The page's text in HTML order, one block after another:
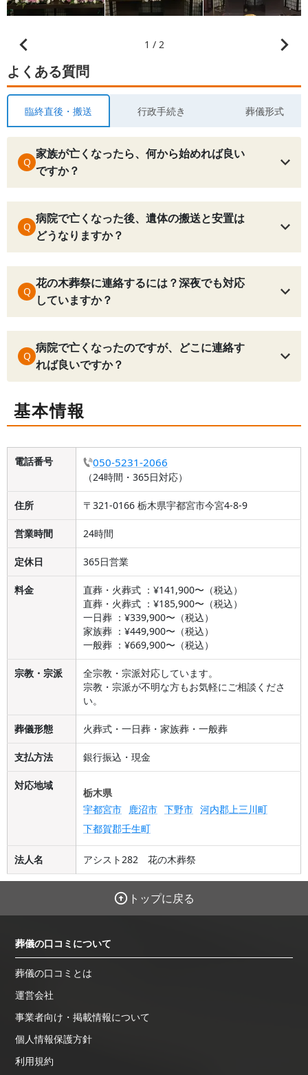
1 / 2
よくある質問
臨終直後・搬送 行政手続き 葬儀形式
Q
家族が亡くなったら、何から始めれば良い
ですか？
Q
病院で亡くなった後、遺体の搬送と安置は
どうなりますか？
Q
花の木葬祭に連絡するには？深夜でも対応
していますか？
Q
病院で亡くなったのですが、どこに連絡す
れば良いですか？
基本情報
電話番号 050-5231-2066
（24時間・365日対応）
住所 〒321-0166 栃木県宇都宮市今宮4-8-9
営業時間 24時間
定休日 365日営業
料金
直葬・火葬式 ：¥141,900〜（税込）
直葬・火葬式 ：¥185,900〜（税込）
一日葬 ：¥339,900〜（税込）
家族葬 ：¥449,900〜（税込）
一般葬 ：¥669,900〜（税込）
宗教・宗派
全宗教・宗派対応しています。
宗教・宗派が不明な方もお気軽にご相談くださ
い。
葬儀形態 火葬式・一日葬・家族葬・一般葬
支払方法 銀行振込・現金
対応地域
栃木県
宇都宮市
鹿沼市 下野市 河内郡上三川町
下都賀郡壬生町
法人名 アシスト282 花の木葬祭
トップに戻る
葬儀の口コミについて
葬儀の口コミとは
運営会社
事業者向け・掲載情報について
個人情報保護方針
利用規約